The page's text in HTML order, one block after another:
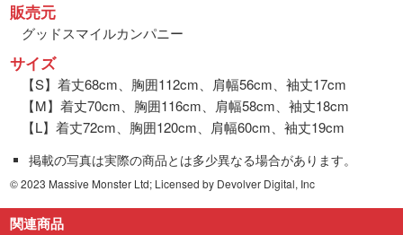
販売元
グッドスマイルカンパニー
サイズ
【S】着丈68cm、胸囲112cm、肩幅56cm、袖丈17cm
【M】着丈70cm、胸囲116cm、肩幅58cm、袖丈18cm
【L】着丈72cm、胸囲120cm、肩幅60cm、袖丈19cm
掲載の写真は実際の商品とは多少異なる場合があります。
© 2023 Massive Monster Ltd; Licensed by Devolver Digital, Inc
関連商品